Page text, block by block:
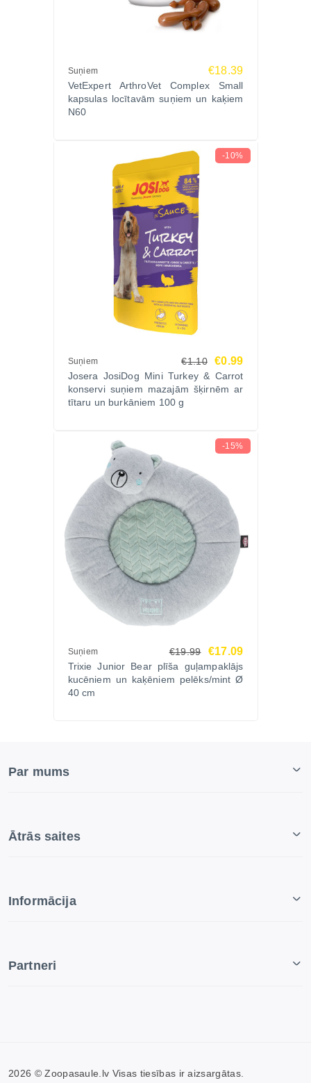
Suņiem €18.39
VetExpert ArthroVet Complex Small
kapsulas locītavām suņiem un kaķiem
N60
-10%
Suņiem €1.10 €0.99
Josera JosiDog Mini Turkey & Carrot
konservi suņiem mazajām šķirnēm ar
tītaru un burkāniem 100 g
-15%
Suņiem €19.99 €17.09
Trixie Junior Bear plīša guļampaklājs
kucēniem un kaķēniem pelēks/mint Ø
40 cm
Par mums
Ātrās saites
Informācija
Partneri
2026 © Zoopasaule.lv Visas tiesības ir aizsargātas.